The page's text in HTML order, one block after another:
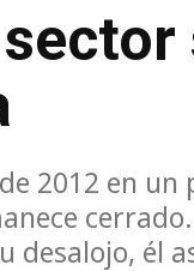
2012 en
desalojo,